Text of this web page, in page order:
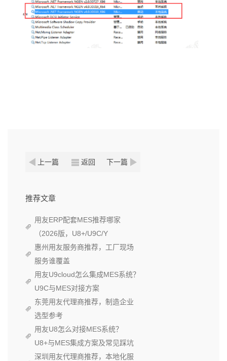
上一篇 返回 下一篇
推荐文章
用友ERP配套MES推荐哪家
（2026版，U8+/U9C/Y
惠州用友服务商推荐，工厂现场
服务谁覆盖
用友U9cloud怎么集成MES系统？
U9C与MES对接方案
东莞用友代理商推荐，制造企业
选型参考
用友U8怎么对接MES系统？
U8+与MES集成方案及常见踩坑
深圳用友代理商推荐，本地化服